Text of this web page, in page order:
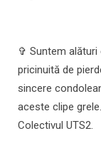
✞ Suntem alături
pricinuită de
sincere
aceste clipe
Colectivul UTS2.